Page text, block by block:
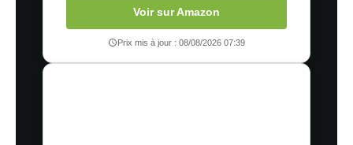
Voir sur Amazon
Prix mis à jour : 08/08/2026 07:39